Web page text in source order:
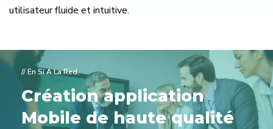
utilisateur fluide et intuitive.
// En Sí A La Red,
Création application
Mobile de haute qualité